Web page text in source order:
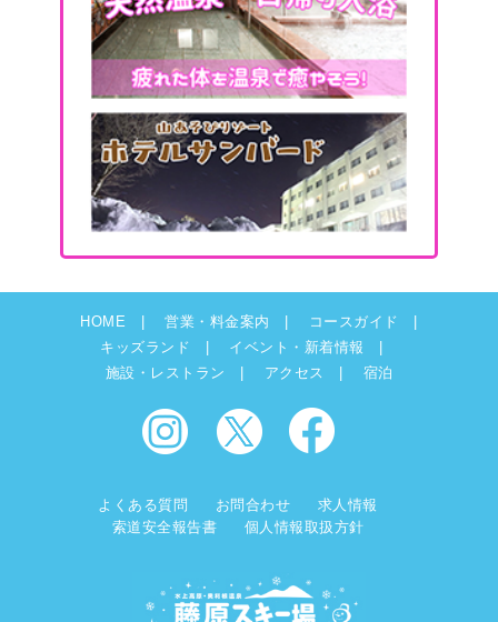
HOME 営業・料金案内
コースガイド
キッズランド
イベント・新着情報
施設・レストラン
アクセス 宿泊
よくある質問 お問合わせ
求人情報
索道安全報告書
個人情報取扱方針